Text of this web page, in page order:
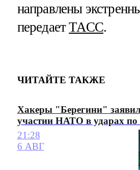
направлены
передаетТАСС.
ЧИТАЙТЕ ТАКЖЕ
Хакеры "Берегини"
участии НАТО в ударах
21:28
6 АВГ